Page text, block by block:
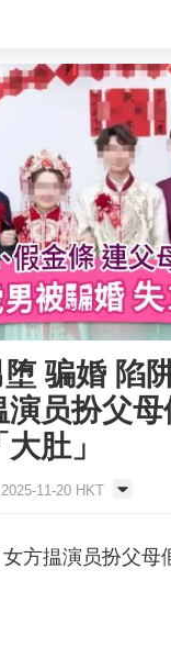
骗婚 陷
员扮父
肚」
11-20 HKT
女方揾演员扮父母